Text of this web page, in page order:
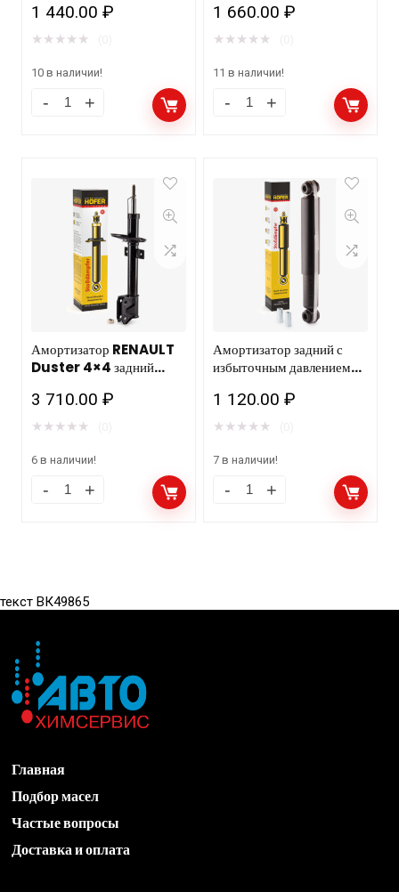
(усиленный) HF 505 125
1 440.00₽
★ ★ ★ ★ ★
10 в наличии!
1 660.00₽
★ ★ ★ ★ ★
11 в наличии!
Амортизатор RENAULT
Duster 4×4 задний
204/ 4/6шт
3 710.00₽
★ ★ ★ ★ ★
6 в наличии!
Амортизатор задний с
избыточным давлением
505 110/10шт
1 120.00₽
★ ★ ★ ★ ★
7 в наличии!
текст ВК49865
Главная
Подбор масел
Частые вопросы
Доставка и оплата